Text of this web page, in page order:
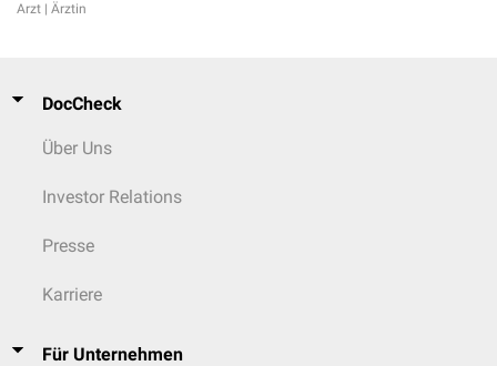
Arzt | Ärztin
DocCheck
Über Uns
Investor Relations
Presse
Karriere
Für Unternehmen